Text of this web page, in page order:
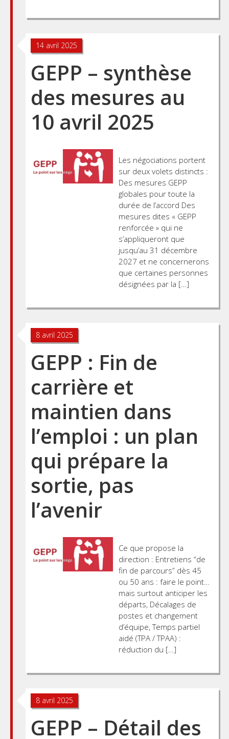
Posts
navigation
14 avril 2025
GEPP – synthèse
des mesures au
10 avril 2025
Les négociations portent
sur deux volets distincts :
Des mesures GEPP
globales pour toute la
durée de l’accord Des
mesures dites « GEPP
renforcée » qui ne
s’appliqueront que
jusqu’au 31 décembre
2027 et ne concernerons
que certaines personnes
désignées par la […]
8 avril 2025
GEPP : Fin de
carrière et
maintien dans
l’emploi : un plan
qui prépare la
sortie, pas
l’avenir
Ce que propose la
direction : Entretiens “de
fin de parcours” dès 45
ou 50 ans : faire le point…
mais surtout anticiper les
départs, Décalages de
postes et changement
d’équipe, Temps partiel
aidé (TPA / TPAA) :
réduction du […]
8 avril 2025
GEPP – Détail des